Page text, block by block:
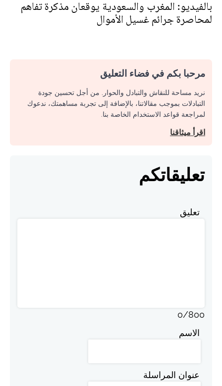
بالفيديو: المغرب والسعودية يوقعان مذكرة تفاهم
لمحاصرة جرائم غسيل الأموال
مرحبا بكم في فضاء التعليق
نريد مساحة للنقاش والتبادل والحوار. من أجل تحسين جودة
التبادلات بموجب مقالاتنا، بالإضافة إلى تجربة مساهمتك، ندعوك
لمراجعة قواعد الاستخدام الخاصة بنا.
اقرأ ميثاقنا
تعليقاتكم
تعليق
0/800
الاسم
عنوان المراسلة